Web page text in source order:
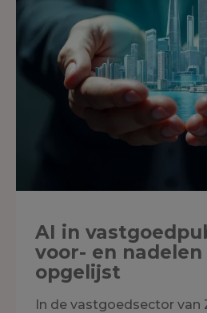
AI in
voor- en
opgelijst
In de vastgoedsector van